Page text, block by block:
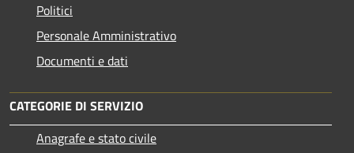
Politici
Personale Amministrativo
Documenti e dati
CATEGORIE DI SERVIZIO
Anagrafe e stato civile